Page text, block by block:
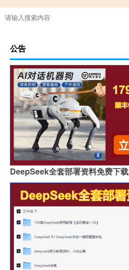
公告
DeepSeek全套部署资料免费下载